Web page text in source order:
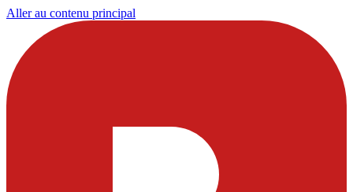
Aller au contenu principal